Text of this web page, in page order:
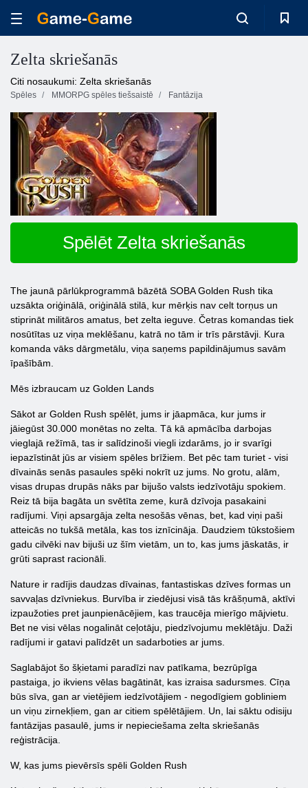
Zelta skriešanās
Citi nosaukumi: Zelta skriešanās
Spēles MMORPG spēles tiešsaistē Fantāzija
Spēlēt Zelta skriešanās
The jaunā pārlūkprogrammā bāzētā SOBA Golden Rush tika
uzsākta oriģinālā, oriģinālā stilā, kur mērķis nav celt torņus un
stiprināt militāros amatus, bet zelta ieguve. Četras komandas tiek
nosūtītas uz viņa meklēšanu, katrā no tām ir trīs pārstāvji. Kura
komanda vāks dārgmetālu, viņa saņems papildinājumus savām
īpašībām.
Mēs izbraucam uz Golden Lands
Sākot ar Golden Rush spēlēt, jums ir jāapmāca, kur jums ir
jāiegūst 30.000 monētas no zelta. Tā kā apmācība darbojas
vieglajā režīmā, tas ir salīdzinoši viegli izdarāms, jo ir svarīgi
iepazīstināt jūs ar visiem spēles brīžiem. Bet pēc tam turiet - visi
dīvainās senās pasaules spēki nokrīt uz jums. No grotu, alām,
visas drupas drupās nāks par bijušo valsts iedzīvotāju spokiem.
Reiz tā bija bagāta un svētīta zeme, kurā dzīvoja pasakaini
radījumi. Viņi apsargāja zelta nesošās vēnas, bet, kad viņi paši
atteicās no tukšā metāla, kas tos iznīcināja. Daudziem tūkstošiem
gadu cilvēki nav bijuši uz šīm vietām, un to, kas jums jāskatās, ir
grūti saprast racionāli.
Nature ir radījis daudzas dīvainas, fantastiskas dzīves formas un
savvaļas dzīvniekus. Burvība ir ziedējusi visā tās krāšņumā, aktīvi
izpaužoties pret jaunpienācējiem, kas traucēja mierīgo mājvietu.
Bet ne visi vēlas nogalināt ceļotāju, piedzīvojumu meklētāju. Daži
radījumi ir gatavi palīdzēt un sadarboties ar jums.
Saglabājot šo šķietami paradīzi nav patīkama, bezrūpīga
pastaiga, jo ikviens vēlas bagātināt, kas izraisa sadursmes. Cīņa
būs sīva, gan ar vietējiem iedzīvotājiem - negodīgiem gobliniem
un viņu zirnekļiem, gan ar citiem spēlētājiem. Un, lai sāktu odisiju
fantāzijas pasaulē, jums ir nepieciešama zelta skriešanās
reģistrācija.
W, kas jums pievērsīs spēli Golden Rush